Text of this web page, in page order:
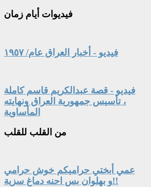
فيديوات أيام زمان
فيديو - أخبار العراق عام/ ١٩٥٧
فيديو - قصة عبدالكريم قاسم كاملة
، تأسيس جمهورية العراق ونهايته
المأساوية
من القلب للقلب
عمي أبختي حراميكم خوش حرامي
و بهلوان بس احنه دماغ سزية!!